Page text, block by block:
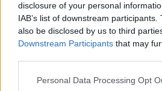
disclosure of your personal
IAB’s list of downstream
also be disclosed by us to third
Downstream Participants that may
Personal Data Processing Opt
Brugernes vurdering: 3.6(27
Din vurdering: